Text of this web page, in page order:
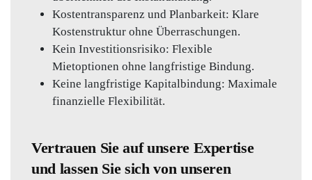
Kostentransparenz und Planbarkeit: Klare
Kostenstruktur ohne Überraschungen.
Kein Investitionsrisiko: Flexible
Mietoptionen ohne langfristige Bindung.
Keine langfristige Kapitalbindung: Maximale
finanzielle Flexibilität.
Vertrauen Sie auf unsere Expertise
und lassen Sie sich von unseren